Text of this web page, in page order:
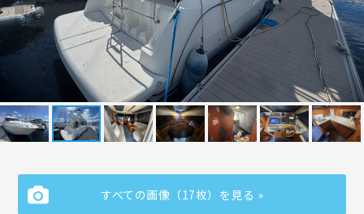
すべての画像（17枚）を見る »